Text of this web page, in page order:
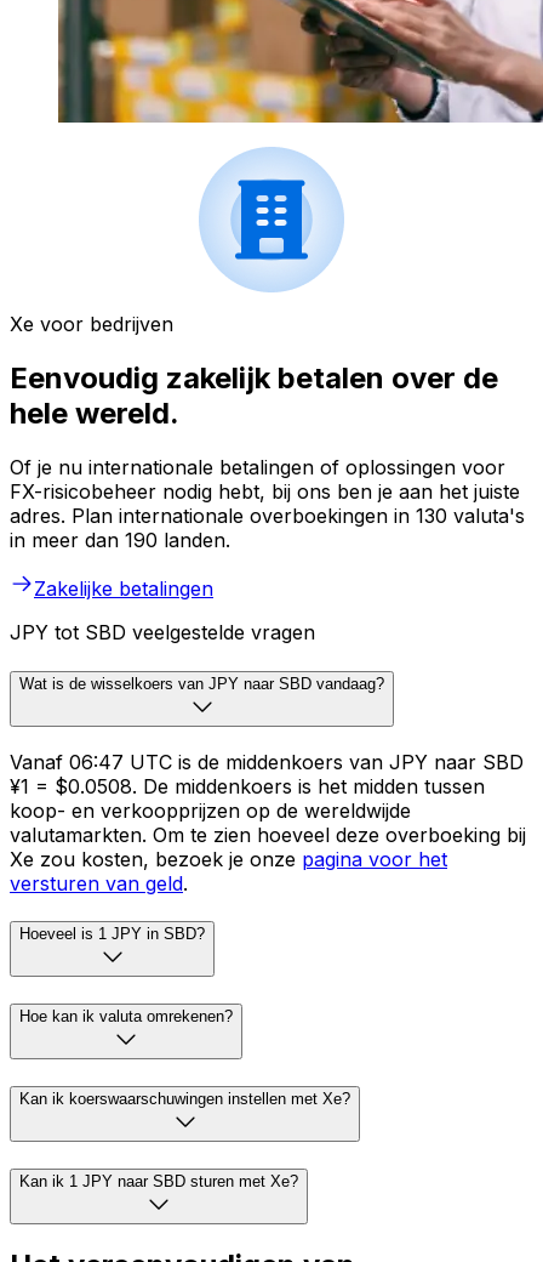
Xe voor bedrijven
Eenvoudig zakelijk betalen over de
hele wereld.
Of je nu internationale betalingen of oplossingen voor
FX-risicobeheer nodig hebt, bij ons ben je aan het juiste
adres. Plan internationale overboekingen in 130 valuta's
in meer dan 190 landen.
Zakelijke betalingen
JPY tot SBD veelgestelde vragen
Wat is de wisselkoers van JPY naar SBD vandaag?
Vanaf 06:47 UTC is de middenkoers van JPY naar SBD
¥1 = $0.0508. De middenkoers is het midden tussen
koop- en verkoopprijzen op de wereldwijde
valutamarkten. Om te zien hoeveel deze overboeking bij
Xe zou kosten, bezoek je onze pagina voor het
versturen van geld.
Hoeveel is 1 JPY in SBD?
Hoe kan ik valuta omrekenen?
Kan ik koerswaarschuwingen instellen met Xe?
Kan ik 1 JPY naar SBD sturen met Xe?